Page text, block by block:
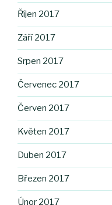
Říjen 2017
Září 2017
Srpen 2017
Červenec 2017
Červen 2017
Květen 2017
Duben 2017
Březen 2017
Únor 2017